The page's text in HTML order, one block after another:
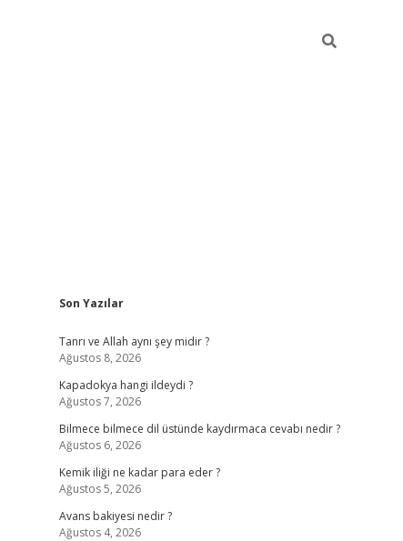
Sidebar
Son Yazılar
Tanrı ve Allah aynı şey midir ?
Ağustos 8, 2026
Kapadokya hangi ildeydi ?
Ağustos 7, 2026
Bilmece bilmece dil üstünde kaydırmaca cevabı nedir ?
Ağustos 6, 2026
Kemik iliği ne kadar para eder ?
Ağustos 5, 2026
Avans bakiyesi nedir ?
Ağustos 4, 2026